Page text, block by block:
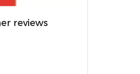
reviews